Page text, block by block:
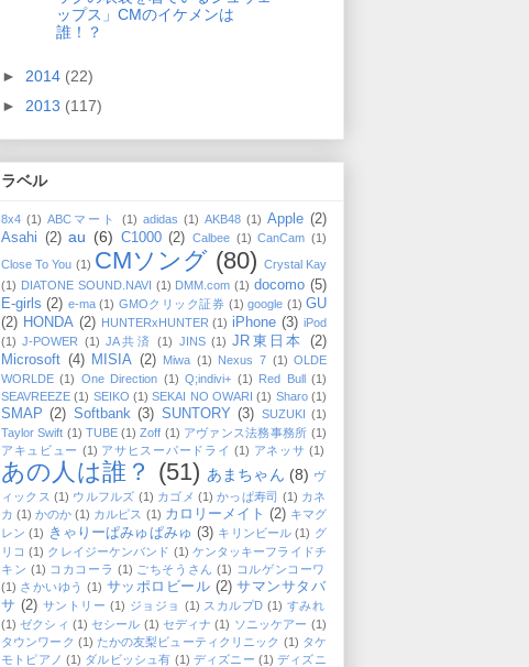
ップス」CMのイケメンは
誰！？
► 2014 (22)
► 2013 (117)
ラベル
8x4 (1) ABCマート (1) adidas (1) AKB48 (1) Apple (2)
Asahi (2) au (6) C1000 (2) Calbee (1) CanCam (1)
Close To You (1) CMソング (80) Crystal Kay
(1) DIATONE SOUND.NAVI (1) DMM.com (1) docomo (5)
E-girls (2) e-ma (1) GMOクリック証券 (1) google (1) GU
(2) HONDA (2) HUNTERxHUNTER (1) iPhone (3) iPod
(1) J-POWER (1) JA共済 (1) JINS (1) JR東日本
(2)
Microsoft (4) MISIA (2) Miwa (1) Nexus 7 (1) OLDE
WORLDE (1) One Direction (1) Q;indivi+ (1) Red Bull (1)
SEAVREEZE (1) SEIKO (1) SEKAI NO OWARI (1) Sharo (1)
SMAP (2) Softbank (3) SUNTORY (3) SUZUKI (1)
Taylor Swift (1) TUBE (1) Zoff (1) アヴァンス法務事務所 (1)
アキュビュー (1) アサヒスーパードライ (1) アネッサ (1)
あの人は誰？ (51) あまちゃん (8) ヴ
ィックス (1) ウルフルズ (1) カゴメ (1) かっぱ寿司 (1) カネ
カ (1) かのか (1) カルピス (1) カロリーメイト (2) キマグ
レン (1) きゃりーぱみゅぱみゅ (3) キリンビール (1) グ
リコ (1) クレイジーケンバンド (1) ケンタッキーフライドチ
キン (1) コカコーラ (1) ごちそうさん (1) コルゲンコーワ
(1) さかいゆう (1) サッポロビール (2) サマンサタバ
サ (2) サントリー (1) ジョジョ (1) スカルプD (1) すみれ
(1) ゼクシィ (1) セシール (1) セディナ (1) ソニッケアー (1)
タウンワーク (1) たかの友梨ビューティクリニック (1) タケ
モトピアノ (1) ダルビッシュ有 (1) ディズニー (1) ディズニ